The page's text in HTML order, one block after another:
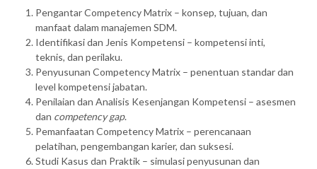
Pengantar Competency Matrix – konsep, tujuan, dan
manfaat dalam manajemen SDM.
Identifikasi dan Jenis Kompetensi – kompetensi inti,
teknis, dan perilaku.
Penyusunan Competency Matrix – penentuan standar dan
level kompetensi jabatan.
Penilaian dan Analisis Kesenjangan Kompetensi – asesmen
dan competency gap.
Pemanfaatan Competency Matrix – perencanaan
pelatihan, pengembangan karier, dan suksesi.
Studi Kasus dan Praktik – simulasi penyusunan dan